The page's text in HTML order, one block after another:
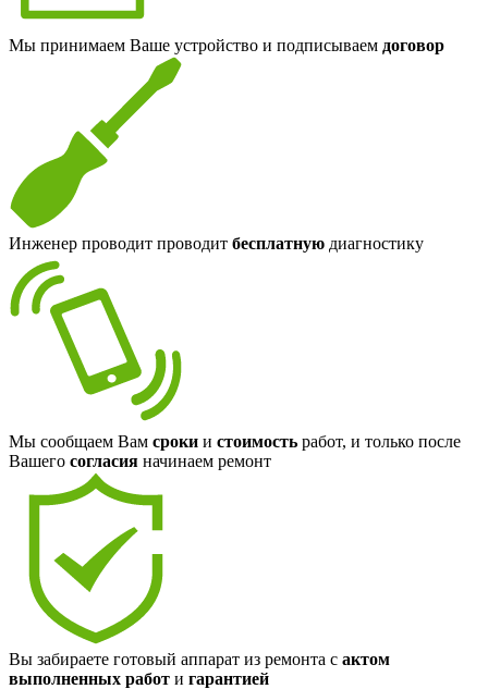
Мы принимаем Ваше устройство и подписываем договор
Инженер проводит проводит бесплатную диагностику
Мы сообщаем Вам сроки и стоимость работ, и только после
Вашего согласия начинаем ремонт
Вы забираете готовый аппарат из ремонта с актом
выполненных работ и гарантией